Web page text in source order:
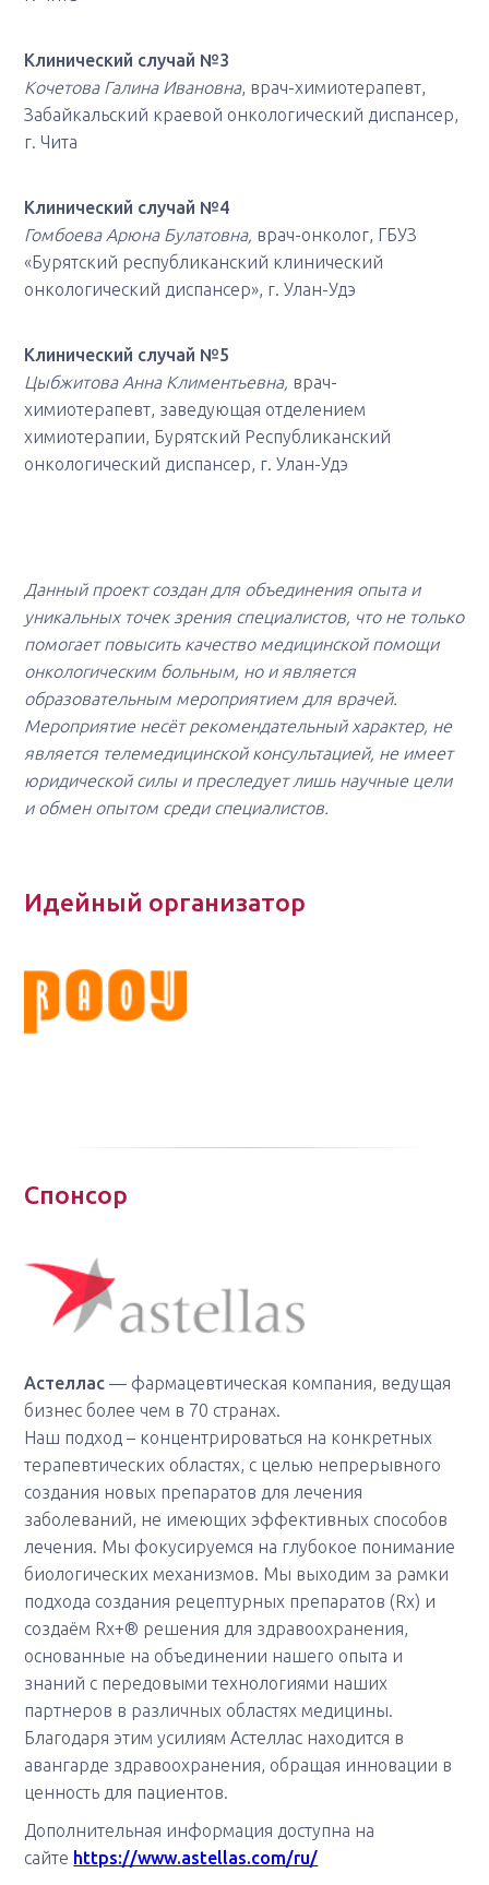
Клинический случай №3
Кочетова Галина Ивановна, врач-химиотерапевт,
Забайкальский краевой онкологический диспансер,
г. Чита
Клинический случай №4
Гомбоева Арюна Булатовна, врач-онколог, ГБУЗ
«Бурятский республиканский клинический
онкологический диспансер», г. Улан-Удэ
Клинический случай №5
Цыбжитова Анна Климентьевна, врач-
химиотерапевт, заведующая отделением
химиотерапии, Бурятский Республиканский
онкологический диспансер, г. Улан-Удэ
Данный проект создан для объединения опыта и
уникальных точек зрения специалистов, что не только
помогает повысить качество медицинской помощи
онкологическим больным, но и является
образовательным мероприятием для врачей.
Мероприятие несёт рекомендательный характер, не
является телемедицинской консультацией, не имеет
юридической силы и преследует лишь научные цели
и обмен опытом среди специалистов.
Идейный организатор
Спонсор
Астеллас — фармацевтическая компания, ведущая
бизнес более чем в 70 странах.
Наш подход – концентрироваться на конкретных
терапевтических областях, с целью непрерывного
создания новых препаратов для лечения
заболеваний, не имеющих эффективных способов
лечения. Мы фокусируемся на глубокое понимание
биологических механизмов. Мы выходим за рамки
подхода создания рецептурных препаратов (Rx) и
создаём Rx+® решения для здравоохранения,
основанные на объединении нашего опыта и
знаний с передовыми технологиями наших
партнеров в различных областях медицины.
Благодаря этим усилиям Астеллас находится в
авангарде здравоохранения, обращая инновации в
ценность для пациентов.
Дополнительная информация доступна на
сайте https://www.astellas.com/ru/